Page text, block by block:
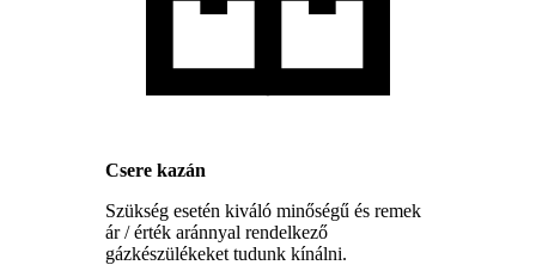
Csere kazán
Szükség esetén kiváló minőségű és remek
ár / érték aránnyal rendelkező
gázkészülékeket tudunk kínálni.